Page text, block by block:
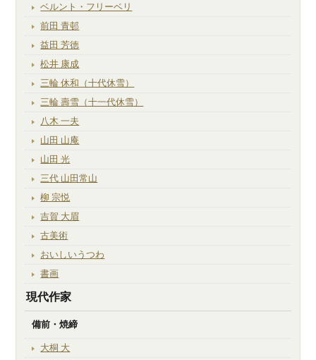
ベルント・フリーベリ
前田 青邨
益田 芳徳
松井 康成
三輪 休和（十代休雪）
三輪 壽雪（十一代休雪）
八木 一夫
山田 山庵
山田 光
三代 山田常山
柳 宗悦
吉賀 大眉
古美術
おいしいうつわ
書画
現代作家
備前・焼締
大桐 大